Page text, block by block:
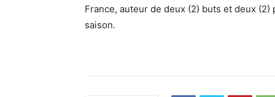
France, auteur de deux (2) buts et deux
saison.